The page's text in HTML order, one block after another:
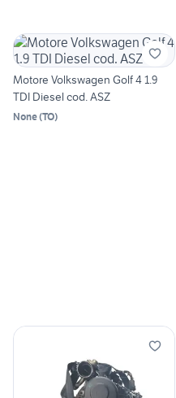
Motore Volkswagen Golf 4 1.9
TDI Diesel cod. ASZ
None(TO)